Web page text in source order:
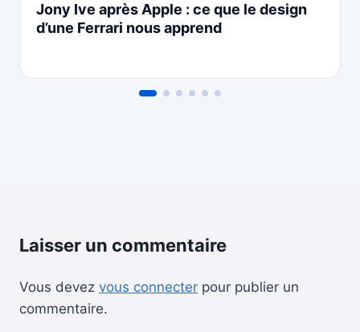
Jony Ive après Apple : ce que le design
d’une Ferrari nous apprend
Laisser un commentaire
Vous devez vous connecter pour publier un
commentaire.